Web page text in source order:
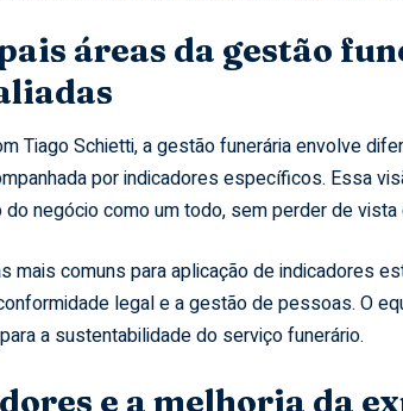
áreas da gestão
Tiago Schietti, a gestão funerária envolve
por indicadores específicos. Essa
negócio como um todo, sem perder de
mais comuns para aplicação de indicadores
legal e a gestão de pessoas. O
a sustentabilidade do serviço funerário.
e a melhoria da